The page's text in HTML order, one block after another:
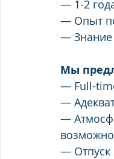
— 1-2
— Опыт
— Знание
Мы
— Full-
—
—
— Отпуск